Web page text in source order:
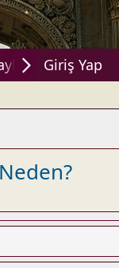
Giriş Yap